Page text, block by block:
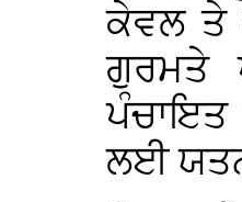
ਕੇਵਲ ਤੇ
ਗੁਰਮਤੇ
ਪੰਚਾਇਤ
ਲਈ